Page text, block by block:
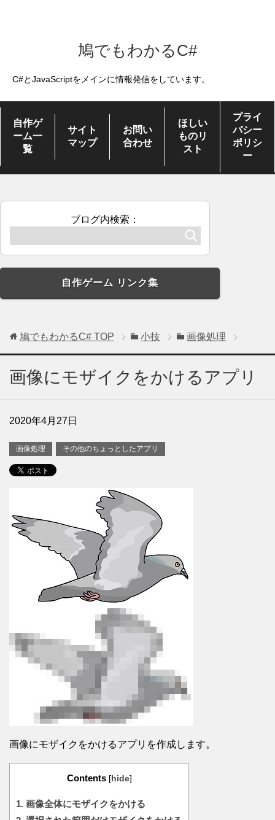
鳩でもわかるC#
C#とJavaScriptをメインに情報発信をしています。
自作ゲ
ーム一
覧
サイト
マップ
お問い
合わせ
ほしい
ものリ
スト
プライ
バシー
ポリシ
ー
ブログ内検索：
自作ゲーム リンク集
鳩でもわかるC# TOP 小技 画像処理
画像にモザイクをかけるアプリ
2020年4月27日
画像処理 その他のちょっとしたアプリ
画像にモザイクをかけるアプリを作成します。
Contents [hide]
1. 画像全体にモザイクをかける